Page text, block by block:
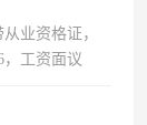
业资格证，
，工资面议